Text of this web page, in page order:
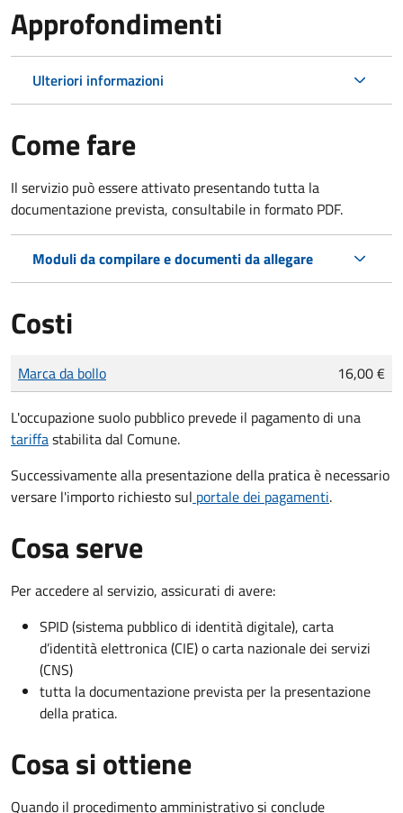
Approfondimenti
Ulteriori informazioni
Come fare
Il servizio può essere attivato presentando tutta la
documentazione prevista, consultabile in formato PDF.
Moduli da compilare e documenti da allegare
Costi
Tipo di pagamento
Importo
Marca da bollo 16,00 €
L'occupazione suolo pubblico prevede il pagamento di una
tariffastabilita dal Comune.
Successivamente alla presentazione della pratica è necessario
versare l'importo richiesto sul portale dei pagamenti.
Cosa serve
Per accedere al servizio, assicurati di avere:
SPID (sistema pubblico di identità digitale), carta
d’identità elettronica (CIE) o carta nazionale dei servizi
(CNS)
tutta la documentazione prevista per la presentazione
della pratica.
Cosa si ottiene
Quando il procedimento amministrativo si conclude